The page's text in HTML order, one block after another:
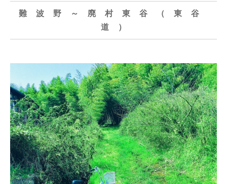
難 波 野 ～ 廃 村 東 谷 （ 東 谷
道 ）